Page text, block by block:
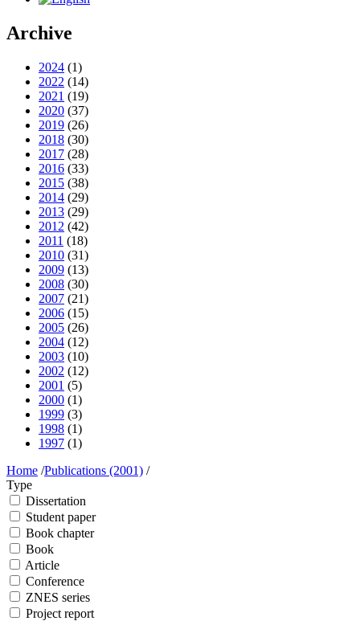
Archive
2024 (1)
2022 (14)
2021 (19)
2020 (37)
2019 (26)
2018 (30)
2017 (28)
2016 (33)
2015 (38)
2014 (29)
2013 (29)
2012 (42)
2011 (18)
2010 (31)
2009 (13)
2008 (30)
2007 (21)
2006 (15)
2005 (26)
2004 (12)
2003 (10)
2002 (12)
2001 (5)
2000 (1)
1999 (3)
1998 (1)
1997 (1)
Home /Publications (2001) /
Type
Dissertation
Student paper
Book chapter
Book
Article
Conference
ZNES series
Project report